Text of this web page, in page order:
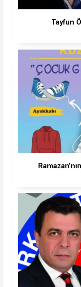
Tayfun